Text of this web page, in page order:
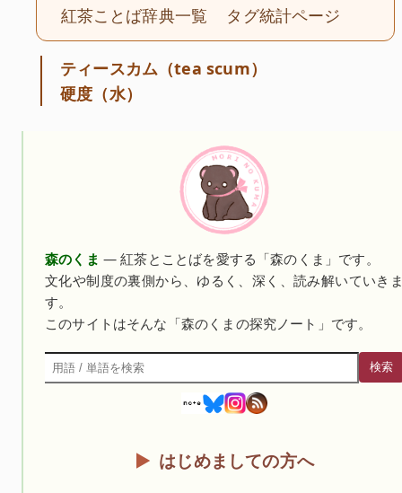
紅茶ことば辞典一覧
タグ統計ページ
ティースカム（tea scum）
硬度（水）
森のくま — 紅茶とことばを愛する「森のくま」です。
文化や制度の裏側から、ゆるく、深く、読み解いていき
す。
このサイトはそんな「森のくまの探究ノート」です。
検索
検索
はじめましての方へ